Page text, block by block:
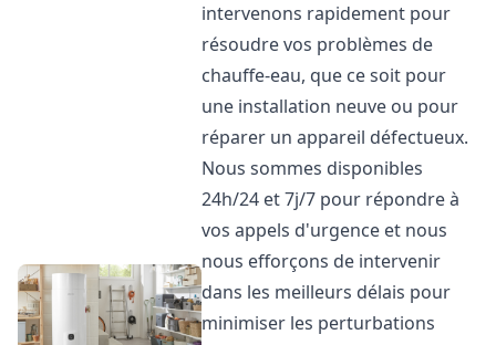
intervenons rapidement pour
résoudre vos problèmes de
chauffe-eau, que ce soit pour
une installation neuve ou pour
réparer un appareil défectueux.
Nous sommes disponibles
24h/24 et 7j/7 pour répondre à
vos appels d'urgence et nous
nous efforçons de intervenir
dans les meilleurs délais pour
minimiser les perturbations